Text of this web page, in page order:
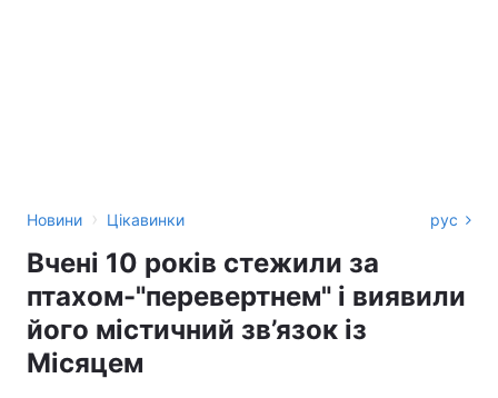
Новини › Цікавинки рус
Вчені 10 років стежили за
птахом-"перевертнем" і виявили
його містичний зв’язок із
Місяцем